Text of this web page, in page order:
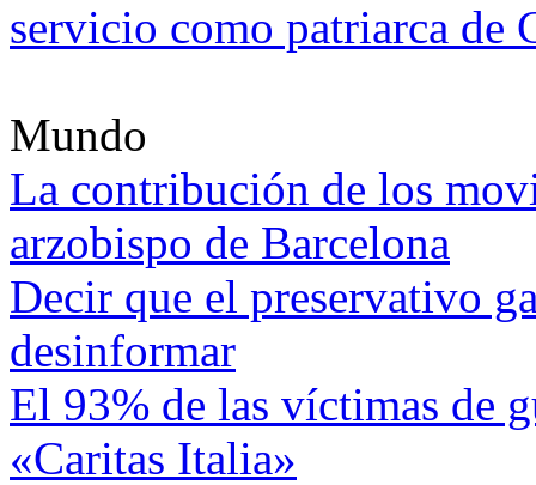
servicio como patriarca de
Mundo
La contribución de los
arzobispo de Barcelona
Decir que el preservativo
desinformar
El 93% de las víctimas de
«Caritas Italia»